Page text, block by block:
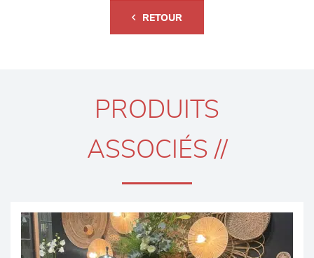
RETOUR
PRODUITS
ASSOCIÉS //